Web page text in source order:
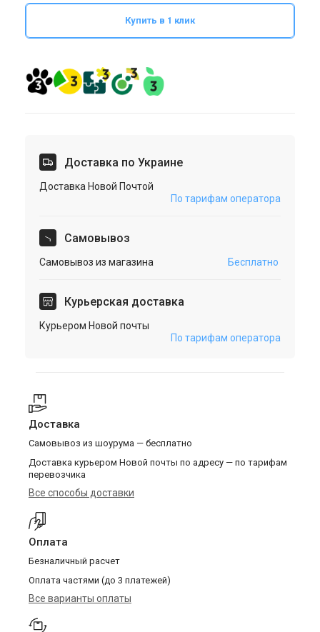
Купить в 1 клик
Доставка по Украине
Доставка Новой Почтой
По тарифам оператора
Cамовывоз
Самовывоз из магазина Бесплатно
Курьерская доставка
Курьером Новой почты
По тарифам оператора
Доставка
Самовывоз из шоурума — бесплатно
Доставка курьером Новой почты по адресу — по тарифам
перевозчика
Все способы доставки
Оплата
Безналичный расчет
Оплата частями (до 3 платежей)
Все варианты оплаты